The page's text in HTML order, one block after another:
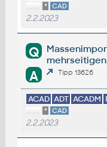
* CAD
2.2.2023
Q
mehrseitigen
A Tipp 13626
ACAD ADT ACADM
* CAD
2.2.2023